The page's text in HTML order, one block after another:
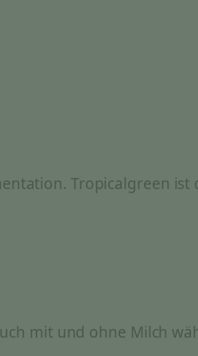
Tropicalgreen ist
mit und ohne Milch